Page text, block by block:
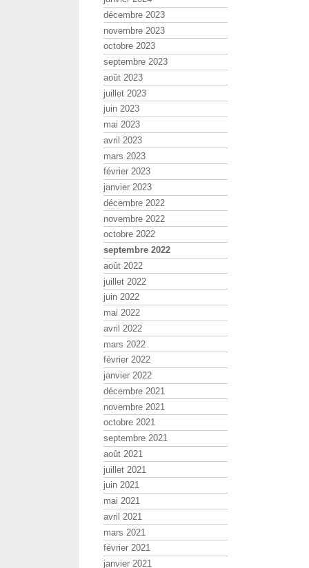
décembre 2023
novembre 2023
octobre 2023
septembre 2023
août 2023
juillet 2023
juin 2023
mai 2023
avril 2023
mars 2023
février 2023
janvier 2023
décembre 2022
novembre 2022
octobre 2022
septembre 2022
août 2022
juillet 2022
juin 2022
mai 2022
avril 2022
mars 2022
février 2022
janvier 2022
décembre 2021
novembre 2021
octobre 2021
septembre 2021
août 2021
juillet 2021
juin 2021
mai 2021
avril 2021
mars 2021
février 2021
janvier 2021